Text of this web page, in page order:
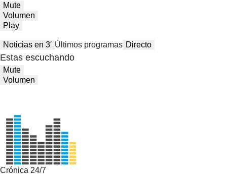
Mute
Volumen
Play
Noticias en 3′ Últimos programas Directo
Estas escuchando
Mute
Volumen
Crónica 24/7